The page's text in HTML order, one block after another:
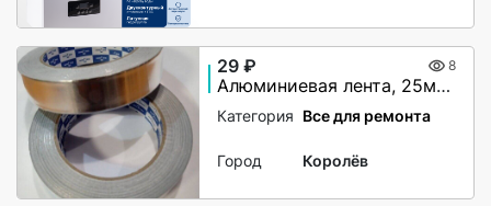
29 ₽ 8
Алюминиевая лента, 25мм х 40М, 50 мкм, без и/у, Klebebander
Категория Все для ремонта
Город Королёв